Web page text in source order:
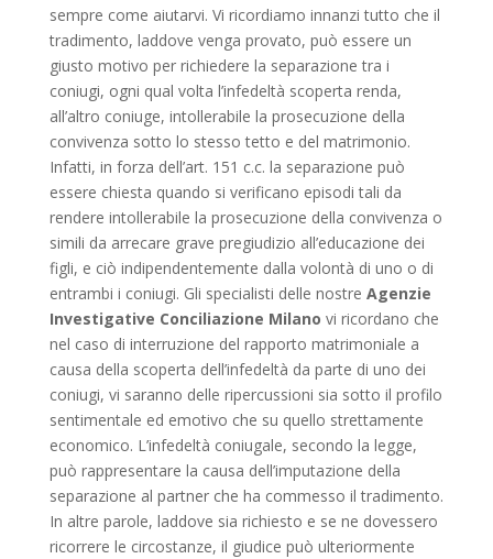
sempre come aiutarvi. Vi ricordiamo innanzi tutto che il
tradimento, laddove venga provato, può essere un
giusto motivo per richiedere la separazione tra i
coniugi, ogni qual volta l’infedeltà scoperta renda,
all’altro coniuge, intollerabile la prosecuzione della
convivenza sotto lo stesso tetto e del matrimonio.
Infatti, in forza dell’art. 151 c.c. la separazione può
essere chiesta quando si verificano episodi tali da
rendere intollerabile la prosecuzione della convivenza o
simili da arrecare grave pregiudizio all’educazione dei
figli, e ciò indipendentemente dalla volontà di uno o di
entrambi i coniugi. Gli specialisti delle nostre Agenzie
Investigative Conciliazione Milano vi ricordano che
nel caso di interruzione del rapporto matrimoniale a
causa della scoperta dell’infedeltà da parte di uno dei
coniugi, vi saranno delle ripercussioni sia sotto il profilo
sentimentale ed emotivo che su quello strettamente
economico. L’infedeltà coniugale, secondo la legge,
può rappresentare la causa dell’imputazione della
separazione al partner che ha commesso il tradimento.
In altre parole, laddove sia richiesto e se ne dovessero
ricorrere le circostanze, il giudice può ulteriormente